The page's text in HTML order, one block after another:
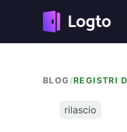
BLOG /REGISTRI
rilascio